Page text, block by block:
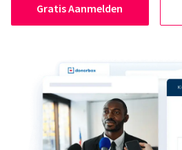
Gratis Aanmelden